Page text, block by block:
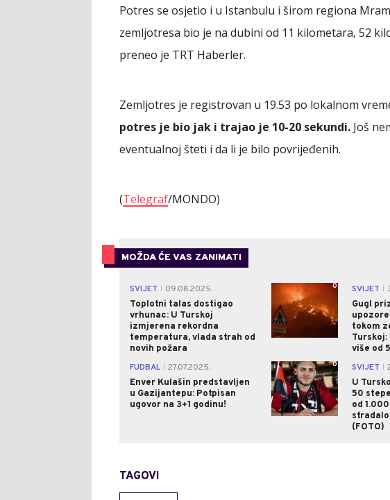
Potres se osjetio i u Istanbulu i širom regiona
zemljotresa bio je na dubini od 11 kilometara, 52
preneo je TRT Haberler.
Zemljotres je registrovan u 19.53 po lokalnom
potres je bio jak i trajao je 10-20 sekundi. Još
eventualnoj šteti i da li je bilo povrijeđenih.
(Telegraf/MONDO)
MOŽDA ĆE VAS ZANIMATI
SVIJET
09.08.2025.
Toplotni talas dostigao
vrhunac: U Turskoj
izmjerena rekordna
temperatura, vlada strah od
novih požara
0 SVIJET
Gugl
tokom
Turskoj:
više od
FUDBAL
27.07.2025.
Enver Kulašin predstavljen
u Gazijantepu: Potpisan
ugovor na 3+1 godinu!
0 SVIJET
U
50
od
(FOTO)
TAGOVI